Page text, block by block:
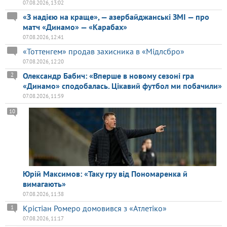
07.08.2026, 13:02
«З надією на краще», — азербайджанські ЗМІ — про
матч «Динамо» — «Карабах»
07.08.2026, 12:41
«Тоттенгем» продав захисника в «Мідлсбро»
07.08.2026, 12:20
Олександр Бабич: «Вперше в новому сезоні гра
«Динамо» сподобалась. Цікавий футбол ми побачили»
2
07.08.2026, 11:59
Юрій Максимов: «Таку гру від Пономаренка й
вимагають»
10
07.08.2026, 11:38
Крістіан Ромеро домовився з «Атлетіко»
1
07.08.2026, 11:17